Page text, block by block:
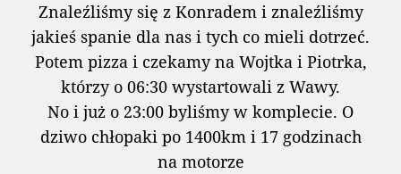
Znaleźliśmy się z Konradem i znaleźliśmy
jakieś spanie dla nas i tych co mieli dotrzeć.
Potem pizza i czekamy na Wojtka i Piotrka,
którzy o 06:30 wystartowali z Wawy.
No i już o 23:00 byliśmy w komplecie. O
dziwo chłopaki po 1400km i 17 godzinach
na motorze